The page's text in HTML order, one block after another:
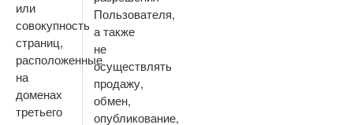
или
совокупность
страниц,
расположенные
на
доменах
третьего
Пользователя,
а также
не
осуществлять
продажу,
обмен,
опубликование,